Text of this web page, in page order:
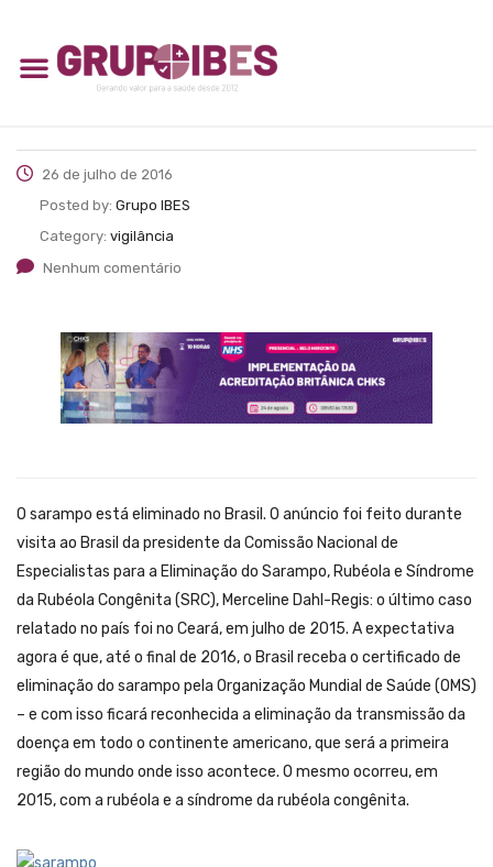
26 de julho de 2016
Posted by: Grupo IBES
Category: vigilância
Nenhum comentário
O sarampo está eliminado no Brasil. O anúncio foi feito durante
visita ao Brasil da presidente da Comissão Nacional de
Especialistas para a Eliminação do Sarampo, Rubéola e Síndrome
da Rubéola Congênita (SRC), Merceline Dahl-Regis: o último caso
relatado no país foi no Ceará, em julho de 2015. A expectativa
agora é que, até o final de 2016, o Brasil receba o certificado de
eliminação do sarampo pela Organização Mundial de Saúde (OMS)
– e com isso ficará reconhecida a eliminação da transmissão da
doença em todo o continente americano, que será a primeira
região do mundo onde isso acontece. O mesmo ocorreu, em
2015, com a rubéola e a síndrome da rubéola congênita.